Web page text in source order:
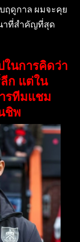
ฤดูกาล ผมจะคุย
าที่สำคัญที่สุด
นการคิดว่า
ลีก แต่ใน
รทีมแชม
ชิพ